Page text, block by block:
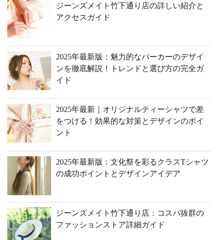
ジーンズメイト竹下通り店の詳しい紹介と
アクセスガイド
2025年最新版：魅力的なパーカーのデザイ
ンを徹底解説！トレンドと選び方の完全ガ
イド
2025年最新｜オリジナルティーシャツで差
をつける！効果的な対策とデザインのポイ
ント
2025年最新版：文化祭を彩るクラスTシャツ
の成功ポイントとデザインアイデア
ジーンズメイト竹下通り店：コスパ抜群の
ファッションストア詳細ガイド